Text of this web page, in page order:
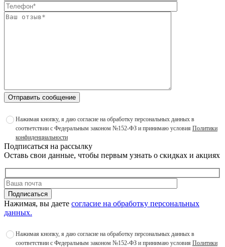
Отправить сообщение
Нажимая кнопку, я даю согласие на обработку персональных данных в
соответствии с Федеральным законом №152-ФЗ и принимаю условия Политики
конфиденциальности
Подписаться на рассылку
Оставь свои данные, чтобы первым узнать о скидках и акциях
Подписаться
Нажимая, вы даете согласие на обработку персональных
данных.
Нажимая кнопку, я даю согласие на обработку персональных данных в
соответствии с Федеральным законом №152-ФЗ и принимаю условия Политики